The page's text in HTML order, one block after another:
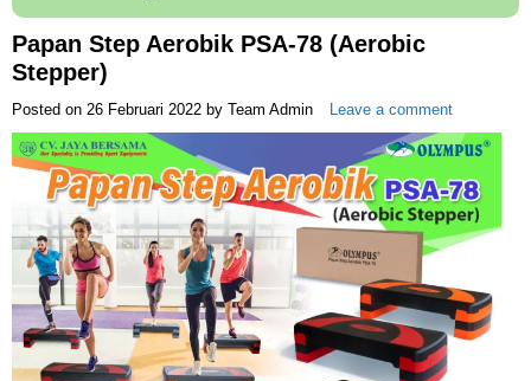
Papan Step Aerobik PSA-78 (Aerobic
Stepper)
Posted on 26 Februari 2022 by Team Admin Leave a comment